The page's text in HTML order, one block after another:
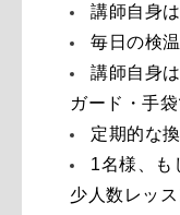
講師自身
毎日の検温
講師自身
ガード・手
定期的な
1名様、も
少人数レッ